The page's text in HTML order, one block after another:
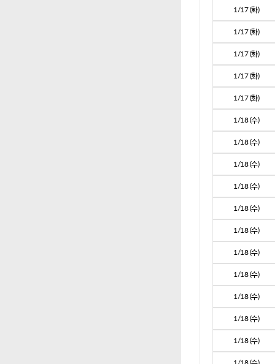
1/17 (화)
1/17 (화)
1/17 (화)
1/17 (화)
1/17 (화)
1/18 (수)
1/18 (수)
1/18 (수)
1/18 (수)
1/18 (수)
1/18 (수)
1/18 (수)
1/18 (수)
1/18 (수)
1/18 (수)
1/18 (수)